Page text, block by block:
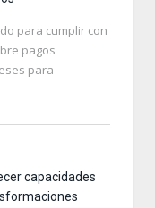
para cumplir con
pagos
para
capacidades